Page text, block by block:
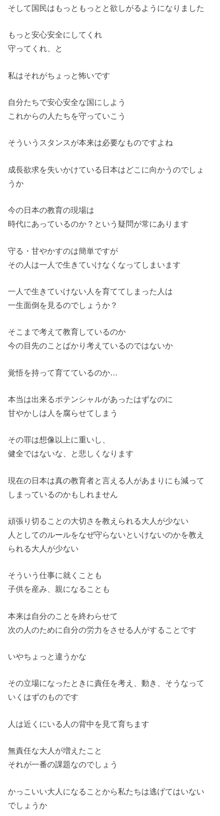
そして国民はもっともっとと欲しがるようになりました
もっと安心安全にしてくれ
守ってくれ、と
私はそれがちょっと怖いです
自分たちで安心安全な国にしよう
これからの人たちを守っていこう
そういうスタンスが本来は必要なものですよね
成長欲求を失いかけている日本はどこに向かうのでしょ
うか
今の日本の教育の現場は
時代にあっているのか？という疑問が常にあります
守る・甘やかすのは簡単ですが
その人は一人で生きていけなくなってしまいます
一人で生きていけない人を育ててしまった人は
一生面倒を見るのでしょうか？
そこまで考えて教育しているのか
今の目先のことばかり考えているのではないか
覚悟を持って育てているのか…
本当は出来るポテンシャルがあったはずなのに
甘やかしは人を腐らせてしまう
その罪は想像以上に重いし、
健全ではないな、と悲しくなります
現在の日本は真の教育者と言える人があまりにも減って
しまっているのかもしれません
頑張り切ることの大切さを教えられる大人が少ない
人としてのルールをなぜ守らないといけないのかを教え
られる大人 が少ない
そういう仕事に就くことも
子供を産み、親になることも
本来は自分のことを終わらせて
次の人のために自分の労力をさせる人がすることです
いやちょっと違うかな
その立場になったときに責任を考え、動き、そうなって
いくはずのものです
人は近くにいる人の背中を見て育ちます
無責任な大人が増えたこと
それが一番の課題なのでしょう
かっこいい大人になることから私たちは逃げてはいない
でしょうか